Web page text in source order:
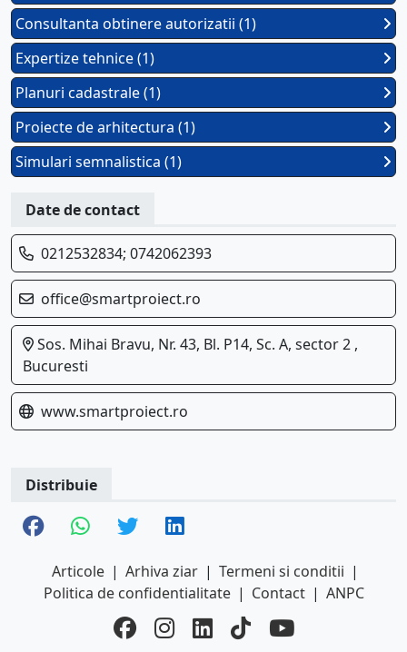
Consultanta obtinere autorizatii (1)
Expertize tehnice (1)
Planuri cadastrale (1)
Proiecte de arhitectura (1)
Simulari semnalistica (1)
Date de contact
0212532834; 0742062393
office@smartproiect.ro
Sos. Mihai Bravu, Nr. 43, Bl. P14, Sc. A, sector 2 ,
Bucuresti
www.smartproiect.ro
Distribuie
Articole | Arhiva ziar | Termeni si conditii |
Politica de confidentialitate | Contact | ANPC